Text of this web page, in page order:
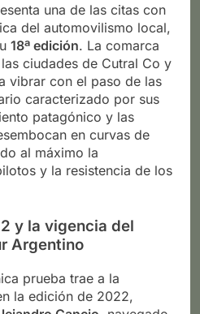
una de las citas con
del automovilismo local,
18ª edición. La comarca
ciudades de Cutral Co y
vibrar con el paso de las
caracterizado por sus
patagónico y las
en curvas de
al máximo la
y la resistencia de los
y la vigencia del
Argentino
prueba trae a la
la edición de 2022,